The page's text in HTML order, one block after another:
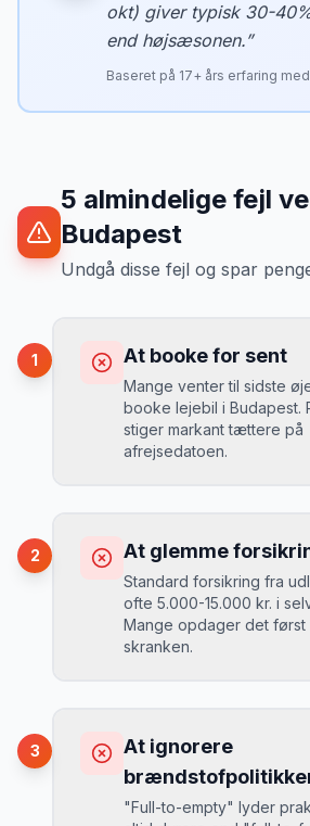
okt) giver typisk 30-
end højsæsonen.”
Baseret på 17+ års erfaring
5 almindelige fejl
Budapest
Undgå disse fejl og spar
1 At booke for sent
Mange venter til sidste
booke lejebil i Budapest.
stiger markant tættere på
afrejsedatoen.
Du betaler 30-50% mere,
biler er udsolgt.
Løsning
MJ
Mikkels erfaring
“I august 2024 så jeg
Budapest stige fra 189
2 At glemme
Standard forsikring fra
ofte 5.000-15.000 kr. i
Mange opdager det først
skranken.
Ved selv en mindre skade
opkrævet tusindvis af
3
At ignorere
"Full-to-empty" lyder